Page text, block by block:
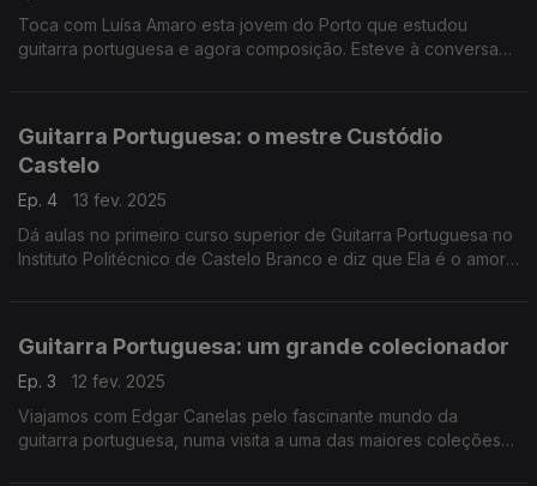
Toca com Luísa Amaro esta jovem do Porto que estudou
guitarra portuguesa e agora composição. Esteve à conversa
Guitarra Portuguesa: o mestre Custódio
Castelo
Ep. 4
13 fev. 2025
Dá aulas no primeiro curso superior de Guitarra Portuguesa no
Instituto Politécnico de Castelo Branco e diz que Ela é o amor
Guitarra Portuguesa: um grande colecionador
Ep. 3
12 fev. 2025
Viajamos com Edgar Canelas pelo fascinante mundo da
guitarra portuguesa, numa visita a uma das maiores coleções